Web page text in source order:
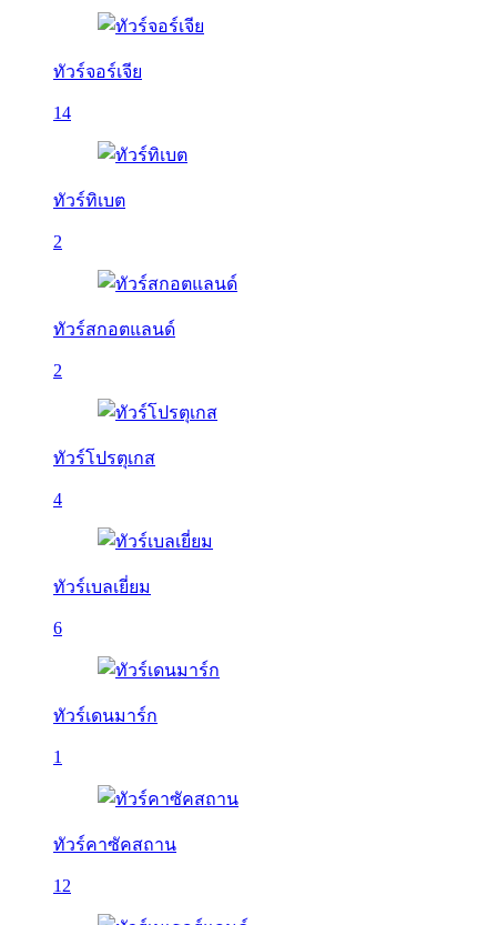
ทัวร์จอร์เจีย
14
ทัวร์ทิเบต
2
ทัวร์สกอตแลนด์
2
ทัวร์โปรตุเกส
4
ทัวร์เบลเยี่ยม
6
ทัวร์เดนมาร์ก
1
ทัวร์คาซัคสถาน
12